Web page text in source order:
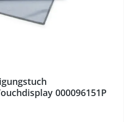
000096151P